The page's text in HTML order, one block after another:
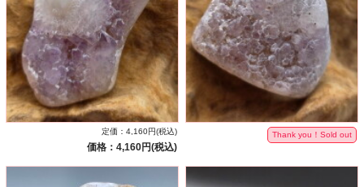
定価：4,160円(税込)
価格：4,160円(税込)
Thank you！Sold out